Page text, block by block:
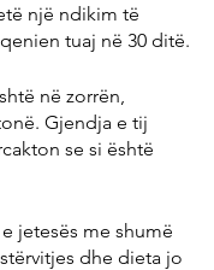
një ndikim të
tuaj në 30 ditë.
në zorrën,
Gjendja e tij
se si është
jetesës me shumë
dhe dieta jo